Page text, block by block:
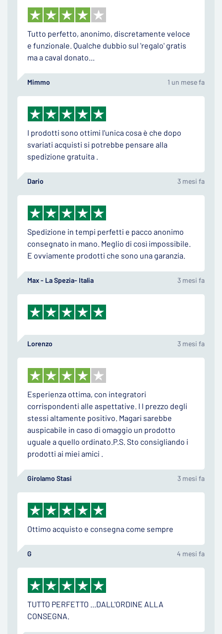
Tutto perfetto, anonimo, discretamente veloce
e funzionale. Qualche dubbio sul 'regalo' gratis
ma a caval donato...
Mimmo 1 un mese fa
I prodotti sono ottimi l'unica cosa è che dopo
svariati acquisti si potrebbe pensare alla
spedizione gratuita .
Dario 3 mesi fa
Spedizione in tempi perfetti e pacco anonimo
consegnato in mano. Meglio di così impossibile.
E ovviamente prodotti che sono una garanzia.
Max - La Spezia- Italia 3 mesi fa
Lorenzo 3 mesi fa
Esperienza ottima, con integratori
corrispondenti alle aspettative. I l prezzo degli
stessi altamente positivo. Magari sarebbe
auspicabile in caso di omaggio un prodotto
uguale a quello ordinato.P.S. Sto consigliando i
prodotti ai miei amici .
Girolamo Stasi 3 mesi fa
Ottimo acquisto e consegna come sempre
G 4 mesi fa
TUTTO PERFETTO ...DALL'ORDINE ALLA
CONSEGNA.